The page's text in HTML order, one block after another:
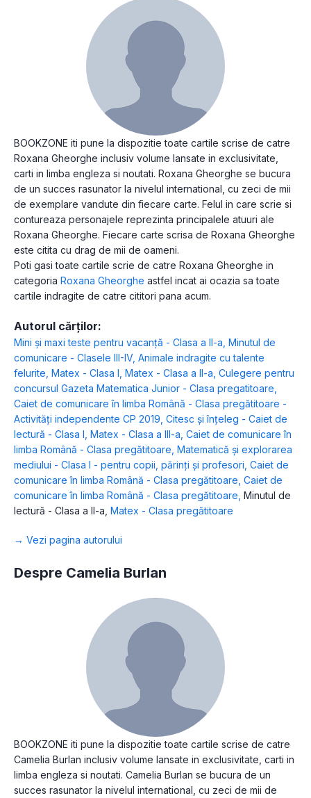
BOOKZONE iti pune la dispozitie toate cartile scrise de catre
Roxana Gheorghe inclusiv volume lansate in exclusivitate,
carti in limba engleza si noutati. Roxana Gheorghe se bucura
de un succes rasunator la nivelul international, cu zeci de mii
de exemplare vandute din fiecare carte. Felul in care scrie si
contureaza personajele reprezinta principalele atuuri ale
Roxana Gheorghe. Fiecare carte scrisa de Roxana Gheorghe
este citita cu drag de mii de oameni.
Poti gasi toate cartile scrie de catre Roxana Gheorghe in
categoria Roxana Gheorghe astfel incat ai ocazia sa toate
cartile indragite de catre cititori pana acum.
Autorul cărților:
Mini și maxi teste pentru vacanță - Clasa a II-a Minutul de
comunicare - Clasele III-IV, Animale indragite cu talente
felurite Matex - Clasa I Matex - Clasa a II-a Culegere pentru
concursul Gazeta Matematica Junior - Clasa pregatitoare
Caiet de comunicare în limba Română - Clasa pregătitoare -
Activități independente CP 2019 Citesc și înțeleg - Caiet de
lectură - Clasa I Matex - Clasa a III-a Caiet de comunicare în
limba Română - Clasa pregătitoare Matematică și explorarea
mediului - Clasa I - pentru copii, părinți și profesori Caiet de
comunicare în limba Română - Clasa pregătitoare Caiet de
comunicare în limba Română - Clasa pregătitoare Minutul de
lectură - Clasa a II-a Matex - Clasa pregătitoare
→ Vezi pagina autorului
Despre Camelia Burlan
BOOKZONE iti pune la dispozitie toate cartile scrise de catre
Camelia Burlan inclusiv volume lansate in exclusivitate, carti in
limba engleza si noutati. Camelia Burlan se bucura de un
succes rasunator la nivelul international, cu zeci de mii de